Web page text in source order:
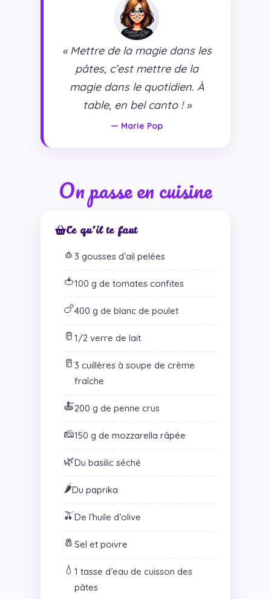
« Mettre de la magie dans les
pâtes, c’est mettre de la
magie dans le quotidien. À
table, en bel canto ! »
— Marie Pop
On passe en cuisine
Ce qu’il te faut
🧄 3 gousses d’ail pelées
🍅100 g de tomates confites
🍗400 g de blanc de poulet
🥛 1/2 verre de lait
🥛 3 cuillères à soupe de crème
fraîche
🍝200 g de penne crus
🧀150 g de mozzarella râpée
🌿Du basilic séché
🌶️Du paprika
🫒De l’huile d’olive
🧂 Sel et poivre
💧 1 tasse d’eau de cuisson des
pâtes